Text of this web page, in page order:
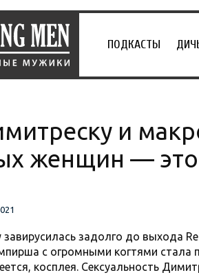
ПОДКАСТЫ
и
женщин —
задолго до выхода
с огромными когтями стала
косплея. Сексуальность